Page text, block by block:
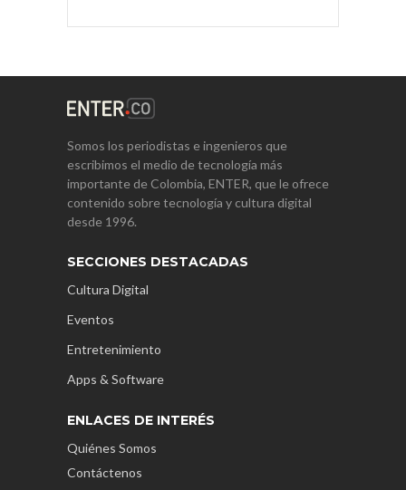
Somos los periodistas e ingenieros que
escribimos el medio de tecnología más
importante de Colombia, ENTER, que le ofrece
contenido sobre tecnología y cultura digital
desde 1996.
SECCIONES DESTACADAS
Cultura Digital
Eventos
Entretenimiento
Apps & Software
ENLACES DE INTERÉS
Quiénes Somos
Contáctenos